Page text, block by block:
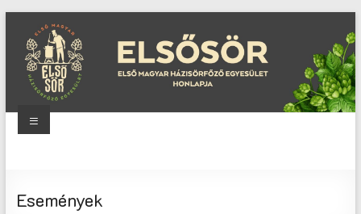
content
Magyar
Menu
Események